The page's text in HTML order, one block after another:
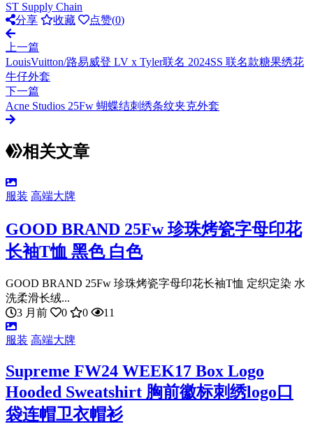
ST Supply Chain
分享
收藏 点赞(0)
上一篇
LouisVuitton/路易威登 LV x Tyler联名 2024SS 联名款糖果绣花
牛仔外套
下一篇
Acne Studios 25Fw 蝴蝶结刺绣条纹夹克外套
相关文章
服装 高端大牌
GOOD BRAND 25Fw 珍珠烤瓷字母印花
长袖T恤 黑色 白色
GOOD BRAND 25Fw 珍珠烤瓷字母印花长袖T恤 定织定染 水
洗柔滑长绒...
3 月前
0 0 11
服装 高端大牌
Supreme FW24 WEEK17 Box Logo
Hooded Sweatshirt 胸前徽标刺绣logo口
袋连帽卫衣帽衫